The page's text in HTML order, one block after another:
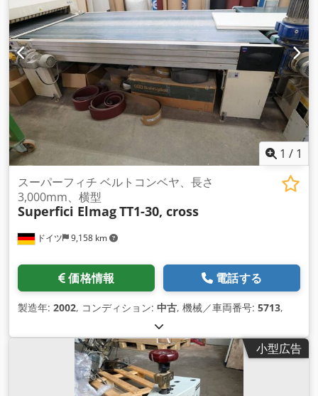
1 / 1
ドイツ 9,158 km
スーパーフィチ ベルトコンベヤ、長さ
3,000mm、横型
Superfici ElmagTT1-30, cross
価格情報 電話する
製造年: 2002, コンディション: 中古, 機械／車両番号: 5713,
小型広告